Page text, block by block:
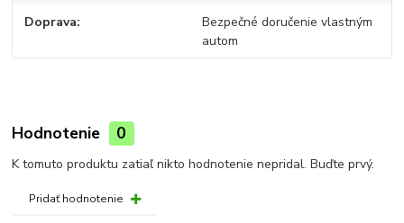
Doprava
Bezpečné doručenie vlastným
autom
Hodnotenie 0
K tomuto produktu zatiaľ nikto hodnotenie nepridal. Buďte prvý.
Pridať hodnotenie